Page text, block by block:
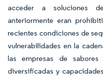
acceder a soluciones
anteriormente eran
recientes condiciones de
vulnerabilidades en la
las empresas de
diversificadas y